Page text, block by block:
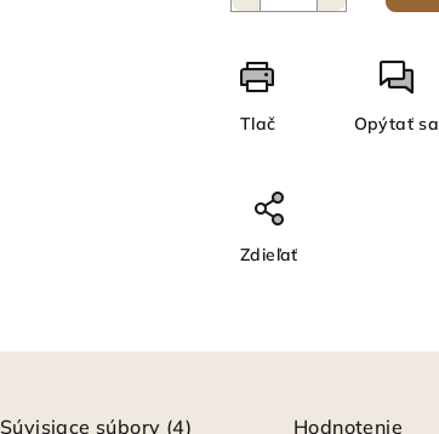
Tlač Opýtať sa
Zdieľať
Súvisiace súbory (4) Hodnotenie